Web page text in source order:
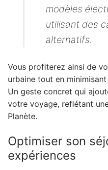
modèles
utilisant des
alternatifs.
Vous profiterez ainsi de
urbaine tout en
Un geste concret qui
votre voyage, reflétant
Planète.
Optimiser son
expériences